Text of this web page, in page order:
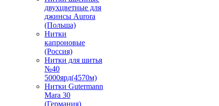
двухцветные для
джинсы Aurora
(Польша)
Нитки
капроновые
(Россия)
Нитки для шитья
№40
5000ярд(4570м)
Нитки Gutermann
Mara 30
(Германия)